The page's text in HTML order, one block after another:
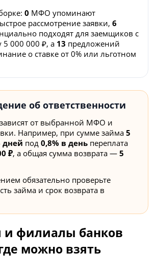
0 МФО упоминают
рассмотрение заявки,6
подходят для заемщиков с
5 000 000 ₽, а 13 предложений
о ставке от 0% или льготном
об ответственности
от выбранной МФО и
Например, при сумме займа5
дней под0,8% в день переплата
₽, а общая сумма возврата —5
обязательно проверьте
займа и срок возврата в
и филиалы банков
можно взять